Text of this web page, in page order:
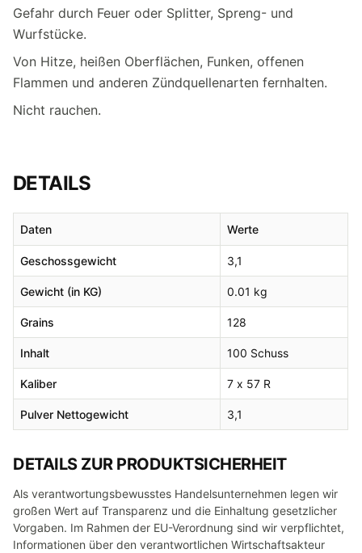
Gefahr durch Feuer oder Splitter, Spreng- und
Wurfstücke.
Von Hitze, heißen Oberflächen, Funken, offenen
Flammen und anderen Zündquellenarten fernhalten.
Nicht rauchen.
DETAILS
Daten Werte
Geschossgewicht 3,1
Gewicht (in KG) 0.01 kg
Grains 128
Inhalt 100 Schuss
Kaliber 7 x 57 R
Pulver Nettogewicht 3,1
DETAILS ZUR PRODUKTSICHERHEIT
Als verantwortungsbewusstes Handelsunternehmen legen wir
großen Wert auf Transparenz und die Einhaltung gesetzlicher
Vorgaben. Im Rahmen der EU-Verordnung sind wir verpflichtet,
Informationen über den verantwortlichen Wirtschaftsakteur